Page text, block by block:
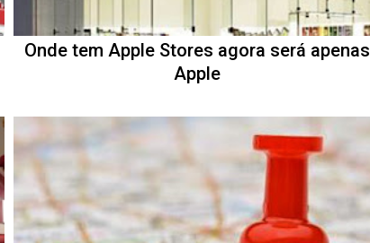
Onde tem Apple Stores agora será apenas
Apple